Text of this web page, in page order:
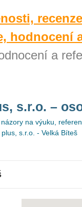
hodnocení
a
s.r.o. –
na výuku,
s.r.o. - Velká Bíteš